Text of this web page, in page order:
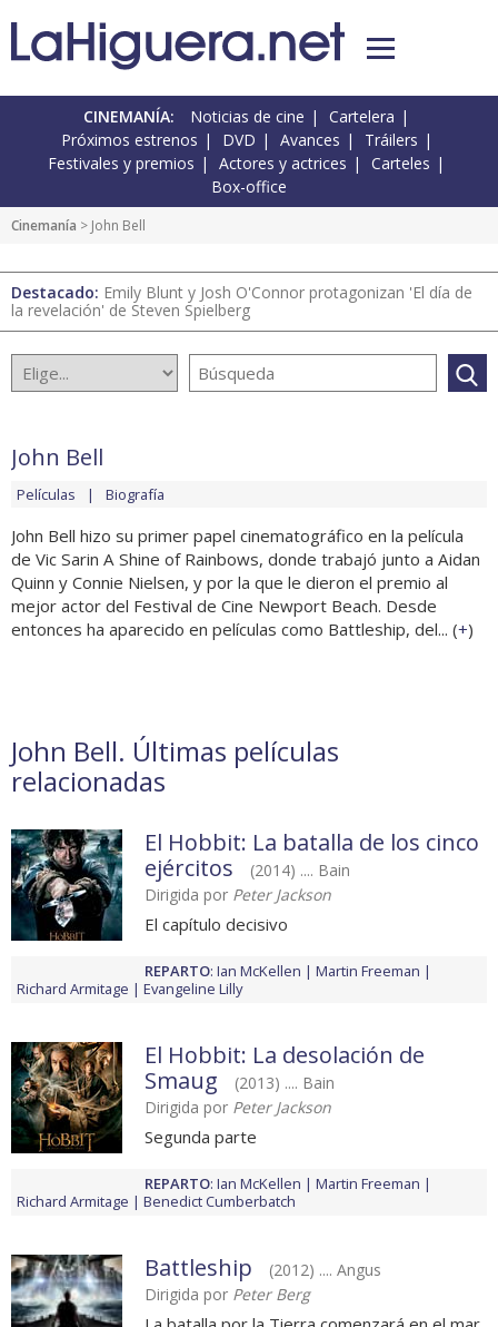
CINEMANÍA: Noticias de cine
Cartelera
Próximos estrenos
DVD Avances
Tráilers
Festivales y premios
Actores y actrices
Carteles
Box-office
Cinemanía > John Bell
Destacado: Emily Blunt y Josh O'Connor protagonizan 'El día de
la revelación' de Steven Spielberg
John Bell
Películas Biografía
John Bell hizo su primer papel cinematográfico en la película
de Vic Sarin A Shine of Rainbows, donde trabajó junto a Aidan
Quinn y Connie Nielsen, y por la que le dieron el premio al
mejor actor del Festival de Cine Newport Beach. Desde
entonces ha aparecido en películas como Battleship, del... (+)
John Bell. Últimas películas
relacionadas
El Hobbit: La batalla de los cinco
ejércitos
(2014) .... Bain
Dirigida por Peter Jackson
El capítulo decisivo
REPARTO: Ian McKellen
Martin Freeman
Richard Armitage
Evangeline Lilly
El Hobbit: La desolación de
Smaug
(2013) .... Bain
Dirigida por Peter Jackson
Segunda parte
REPARTO: Ian McKellen
Martin Freeman
Richard Armitage
Benedict Cumberbatch
Battleship
(2012) .... Angus
Dirigida por Peter Berg